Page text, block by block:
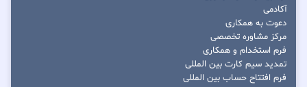
آکادمی
دعوت به همکاری
مرکز مشاوره تخصصی
فرم استخدام و همکاری
تمدید سیم کارت بین المللی
فرم افتتاح حساب بین المللی